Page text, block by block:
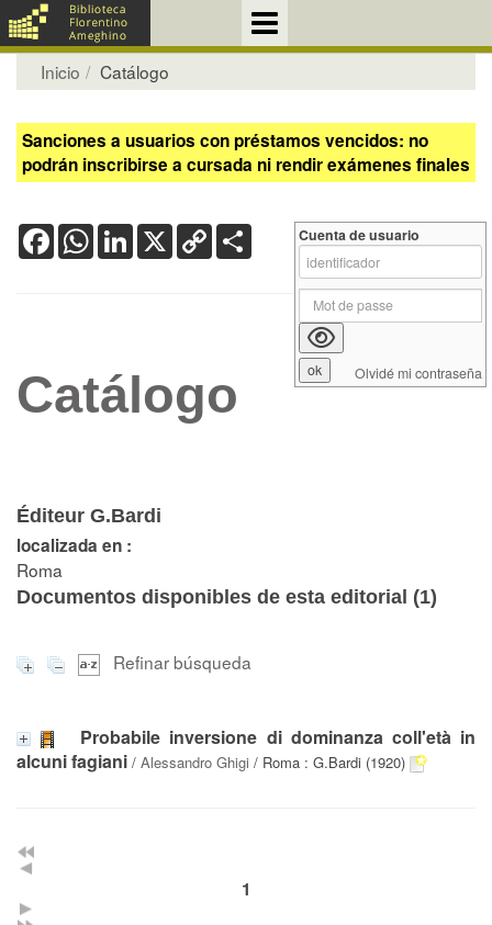
Inicio Catálogo
Sanciones a usuarios con préstamos vencidos: no
podrán inscribirse a cursada ni rendir exámenes finales
FacebookWhatsApp
LinkedIn
X Copy
Link
Catálogo
Éditeur G.Bardi
localizada en :
Roma
Documentos disponibles de esta editorial (1)
Refinar búsqueda
Probabile inversione di dominanza coll'età in
alcuni fagiani / Alessandro Ghigi / Roma : G.Bardi (1920)
1
Cuenta de usuario
Olvidé mi contraseña